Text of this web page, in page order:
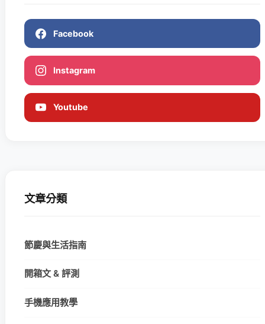
Facebook
Instagram
Youtube
文章分類
節慶與生活指南
開箱文 & 評測
手機應用教學